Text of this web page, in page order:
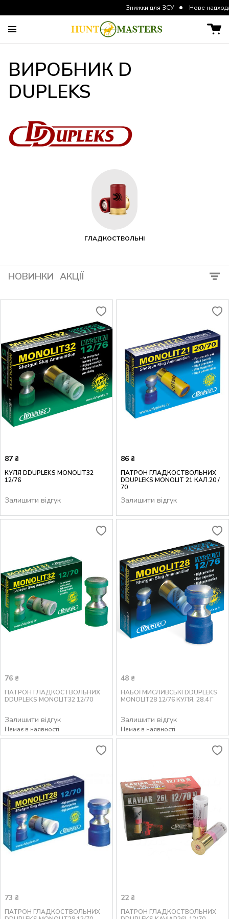
Знижки для ЗСУ Нове надходження
ВИРОБНИК D
DUPLEKS
ГЛАДКОСТВОЛЬНІ
НОВИНКИ АКЦІЇ
87 ₴
КУЛЯ DDUPLEKS MONOLIT32
12/76
Залишити відгук
86 ₴
ПАТРОН ГЛАДКОСТВОЛЬНИХ
DDUPLEKS MONOLIT 21 КАЛ.20 /
70
Залишити відгук
76 ₴
ПАТРОН ГЛАДКОСТВОЛЬНИХ
DDUPLEKS MONOLIT32 12/70
Залишити відгук
Немає в наявності
48 ₴
НАБОЇ МИСЛИВСЬКІ DDUPLEKS
MONOLIT28 12/76 КУЛЯ, 28.4 Г
Залишити відгук
Немає в наявності
73 ₴
ПАТРОН ГЛАДКОСТВОЛЬНИХ
22 ₴
ПАТРОН ГЛАДКОСТВОЛЬНИХ